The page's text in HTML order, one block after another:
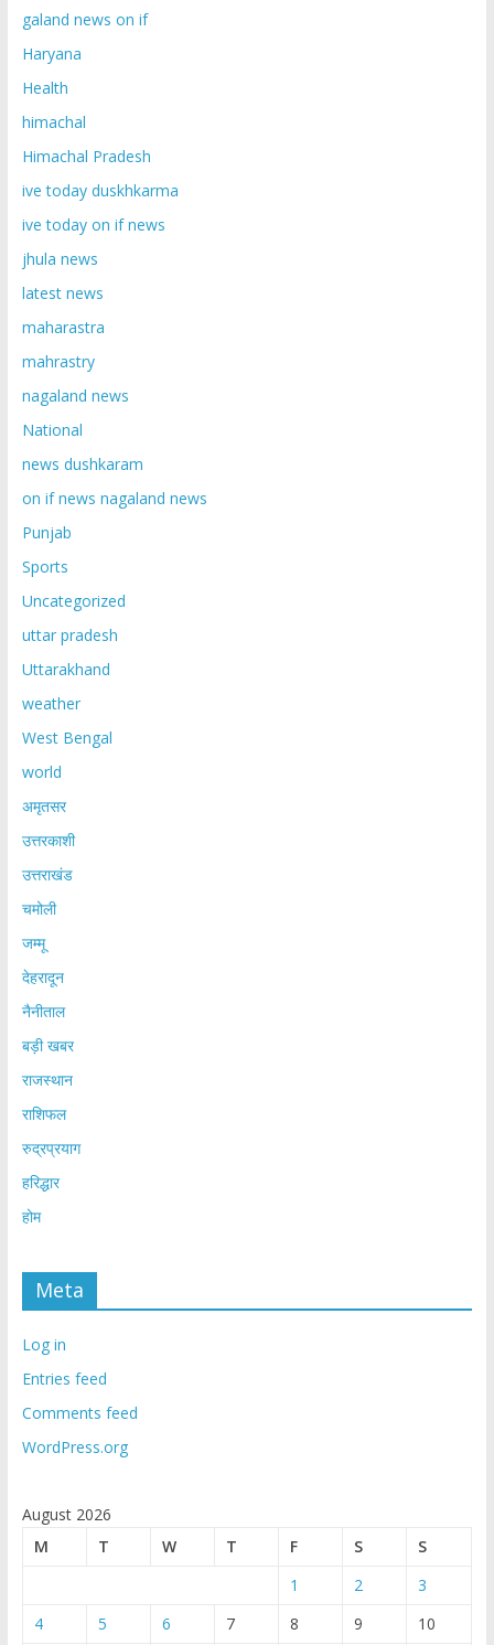
galand news on if
Haryana
Health
himachal
Himachal Pradesh
ive today duskhkarma
ive today on if news
jhula news
latest news
maharastra
mahrastry
nagaland news
National
news dushkaram
on if news nagaland news
Punjab
Sports
Uncategorized
uttar pradesh
Uttarakhand
weather
West Bengal
world
अमृतसर
उत्तरकाशी
उत्तराखंड
चमोली
जम्मू
देहरादून
नैनीताल
बड़ी खबर
राजस्थान
राशिफल
रुद्रप्रयाग
हरिद्धार
होम
Meta
Log in
Entries feed
Comments feed
WordPress.org
August 2026
M
T W T F S
S
1
2
3
4
5 6 7 8 9 10